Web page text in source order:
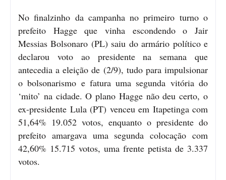
No finalzinho da campanha no primeiro turno o
prefeito Hagge que vinha escondendo o Jair
Messias Bolsonaro (PL) saiu do armário político e
declarou voto ao presidente na semana que
antecedia a eleição de (2/9), tudo para impulsionar
o bolsonarismo e fatura uma segunda vitória do
‘mito’ na cidade. O plano Hagge não deu certo, o
ex-presidente Lula (PT) venceu em Itapetinga com
51,64% 19.052 votos, enquanto o presidente do
prefeito amargava uma segunda colocação com
42,60% 15.715 votos, uma frente petista de 3.337
votos.